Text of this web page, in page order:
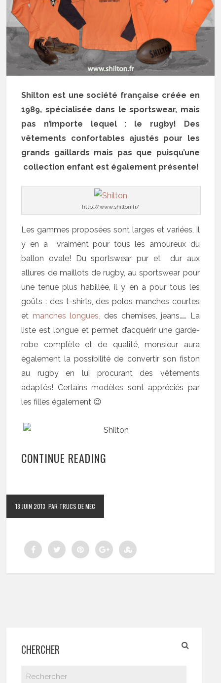
Shilton est une société française créée en
1989, spécialisée dans le sportswear, mais
pas n’importe lequel : le rugby! Des
vêtements confortables ajustés pour les
grands gaillards mais pas que puisqu’une
collection enfant est également présente!
http://www.shilton.fr/
Les gammes proposées sont larges et variées, il
y en a vraiment pour tous les amoureux du
ballon ovale! Du sportswear pur et dur aux
allures de maillots de rugby, au sportswear pour
une tenue plus habillée, il y en a pour tous les
goûts : des t-shirts, des polos manches courtes
et manches longues, des chemises, jeans…… La
liste est longue et permet d’acquérir une garde-
robe complète et de qualité, monsieur aura
également la possibilité de convertir son fiston
au rugby en lui procurant des vêtements
adaptés! Certains modèles sont appréciés par
les filles également 😉
CONTINUE READING
18 JUIN 2013 PAR TRUCS DE MEC
CHERCHER